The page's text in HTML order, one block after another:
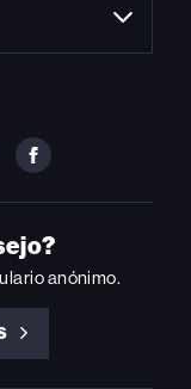
FOLLOW
ON
FACEBOOK
anónimo.